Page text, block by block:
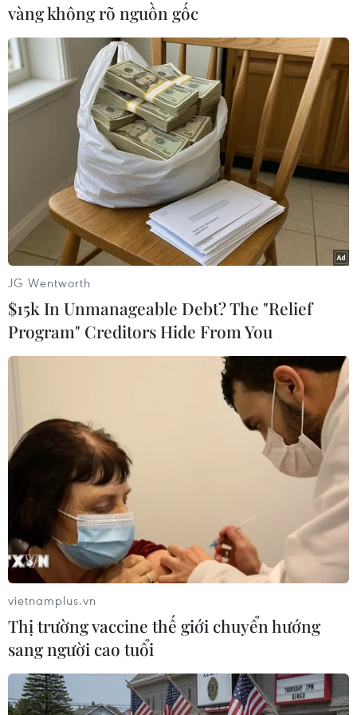
Duy trì kỳ thi tốt nghiệp THPT, tiếp tục chuẩn
TIN LIÊN QUAN
Nhiều thay đổi trong Kỳ thi tốt nghiệp
Trung học phổ thông từ năm 2025
31/10/2024 08:19
Bộ Giáo dục và Đào tạo dự kiến thay đổi cách tính điểm
xét tốt nghiệp; trong đó sử dụng kết quả điểm thi và kết
quả đánh giá quá trình 3 năm học của học sinh theo tỷ
lệ 50-50.
vàng không rõ nguồn gốc
JG Wentworth
$15k In Unmanageable Debt? The "Relief
Program" Creditors Hide From You
vietnamplus.vn
Thị trường vaccine thế giới chuyển hướng
sang người cao tuổi